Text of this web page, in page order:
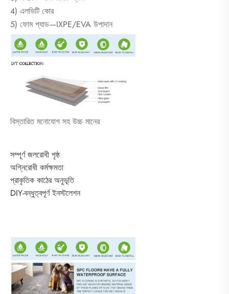
4) এলভিটি কোর
5) ফোম প্যাড—IXPE/EVA উপাদান
বিস্তারিত মনোযোগ সহ উচ্চ মানের
সম্পূর্ণ জলরোধী পৃষ্ঠ
অগ্নিরোধী কর্মক্ষমতা
প্রাকৃতিক কাঠের অনুভূতি
DIY-বন্ধুত্বপূর্ণ ইনস্টলেশন